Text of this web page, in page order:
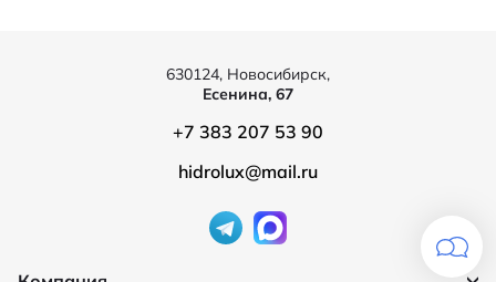
630124, Новосибирск,
Есенина, 67
+7 383 207 53 90
hidrolux@mail.ru